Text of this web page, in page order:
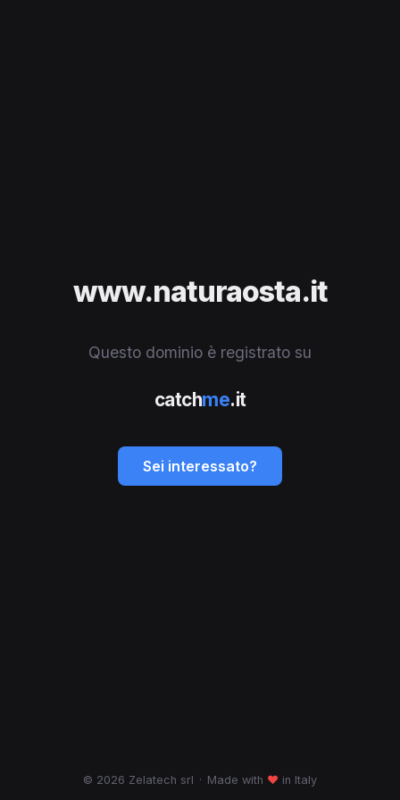
www.naturaosta.it
Questo dominio è registrato su
catchme.it
Sei interessato?
© 2026 Zelatech srl · Made with ♥ in Italy